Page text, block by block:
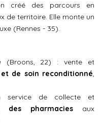
créé des parcours en
de territoire. Elle monte un
(Rennes - 35).
(Broons, 22) : vente et
de soin reconditionné,
de collecte et
des pharmacies aux